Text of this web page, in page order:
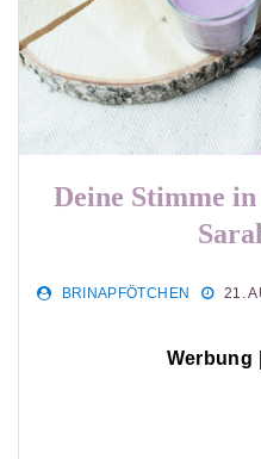
Deine Stimme
BRINAPFÖTCHEN 21.
Werbung |